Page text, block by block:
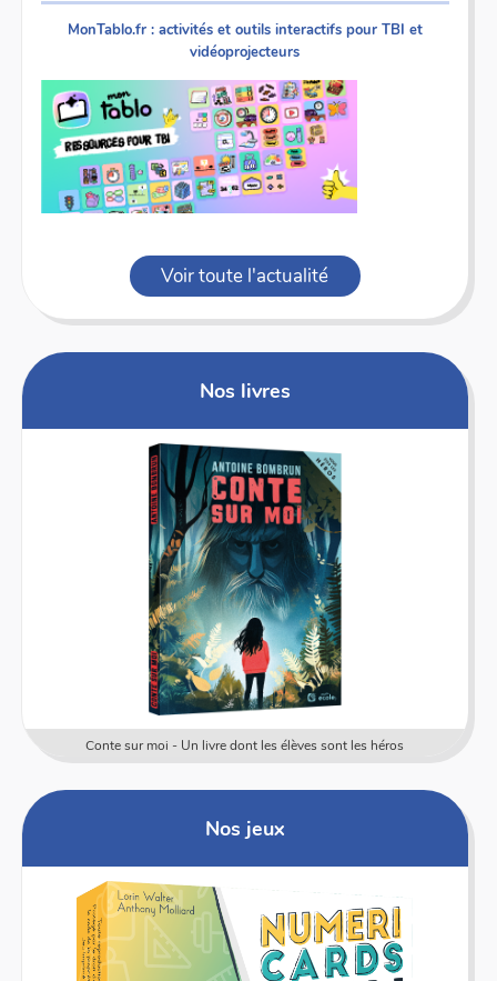
MonTablo.fr : activités et outils interactifs pour TBI et
vidéoprojecteurs
Voir toute l'actualité
Nos livres
Conte sur moi - Un livre dont les élèves sont les héros
Nos jeux